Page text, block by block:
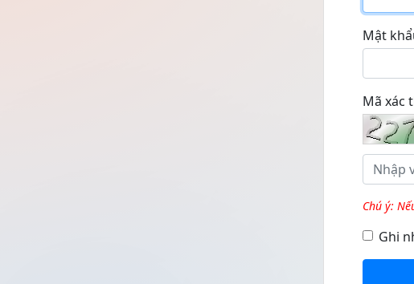
Mật
Mã xác
Chú ý:
Ghi